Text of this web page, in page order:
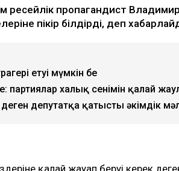
ресейлік пропагандист
пікір білдірді, деп
етуі мүмкін бе
партиялар халық сенімін қалай
депутатқа қатысты әкімдік